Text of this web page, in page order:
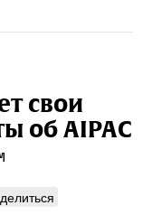
свои
об AIPAC